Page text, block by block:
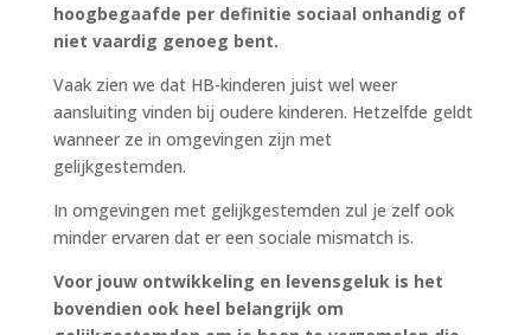
hoogbegaafde per definitie sociaal onhandig of
niet vaardig genoeg bent.
Vaak zien we dat HB-kinderen juist wel weer
aansluiting vinden bij oudere kinderen. Hetzelfde geldt
wanneer ze in omgevingen zijn met
gelijkgestemden.
In omgevingen met gelijkgestemden zul je zelf ook
minder ervaren dat er een sociale mismatch is.
Voor jouw ontwikkeling en levensgeluk is het
bovendien ook heel belangrijk om